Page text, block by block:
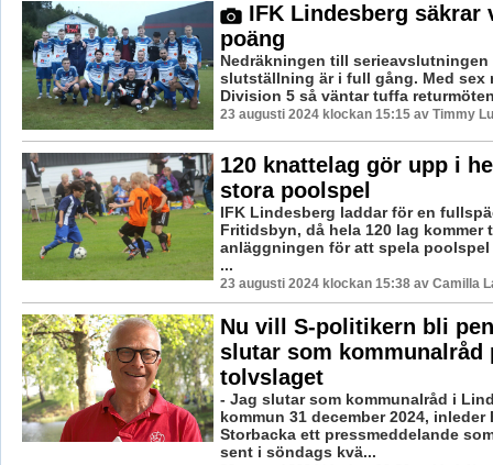
IFK Lindesberg säkrar
poäng
Nedräkningen till
slutställning är i full gång. Med sex
Division 5 så väntar tuffa
23 augusti 2024 klockan 15:15 av Timmy
120 knattelag gör upp i
stora poolspel
IFK Lindesberg laddar för en
Fritidsbyn, då hela 120 lag kommer
anläggningen för att spela
...
23 augusti 2024 klockan 15:38 av Camilla
Nu vill S-politikern bli
slutar som kommunalråd
tolvslaget
- Jag slutar som kommunalråd i
kommun 31 december 2024, inleder
Storbacka ett pressmeddelande
sent i söndags kvä...